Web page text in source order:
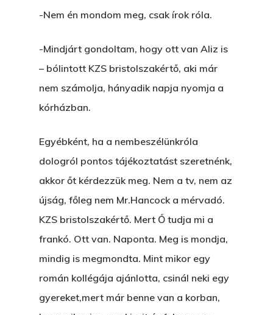
-Nem én mondom meg, csak írok róla.
-Mindjárt gondoltam, hogy ott van Aliz is
– bólintott KZS bristolszakértő, aki már
nem számolja, hányadik napja nyomja a
kórházban.
Egyébként, ha a nembeszélünkróla
dologról pontos tájékoztatást szeretnénk,
akkor őt kérdezzük meg. Nem a tv, nem az
újság, főleg nem Mr.Hancock a mérvadó.
KZS bristolszakértő. Mert Ő tudja mi a
frankó. Ott van. Naponta. Meg is mondja,
mindig is megmondta. Mint mikor egy
román kollégája ajánlotta, csinál neki egy
gyereket,mert már benne van a korban,